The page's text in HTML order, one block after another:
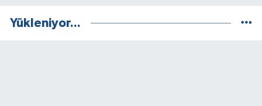
Yükleniyor...